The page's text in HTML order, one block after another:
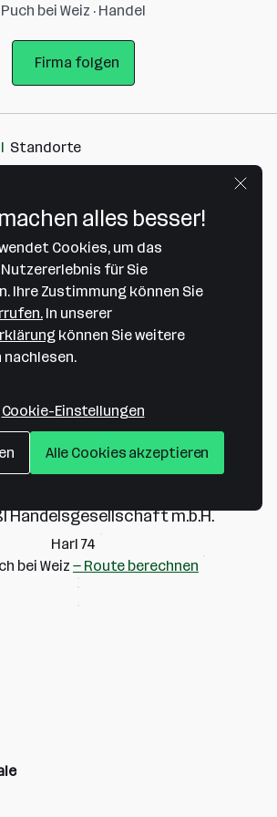
Puch bei Weiz · Handel
Firma folgen
Standorte
stimme unseren Cookie-
zu, um diese Karte
anzuzeigen.
Handelsgesellschaft m.b.H.
Harl 74
bei Weiz — Route berechnen
alles besser!
Cookies, um das
für Sie
Ihre Zustimmung können Sie
In unserer
können Sie weitere
Cookie-Einstellungen
Alle Cookies akzeptieren